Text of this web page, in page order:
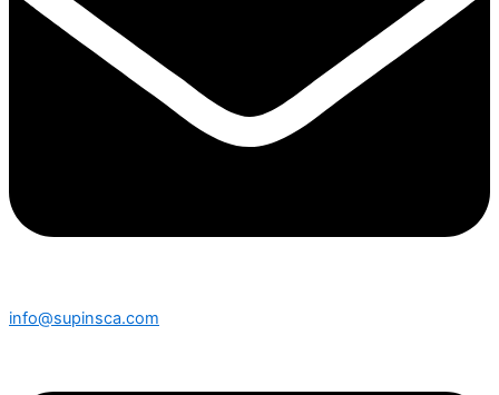
info@supinsca.com